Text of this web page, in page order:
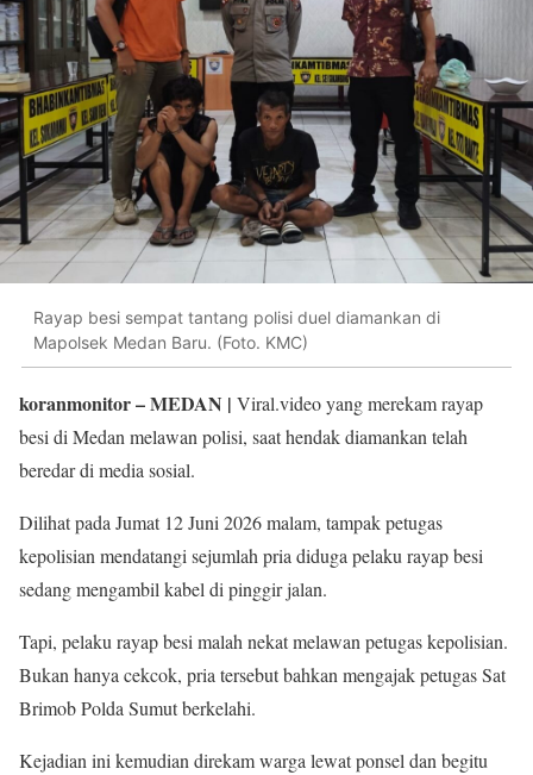
Rayap besi sempat tantang polisi duel diamankan di
Mapolsek Medan Baru. (Foto. KMC)
koranmonitor– MEDAN | Viral.video yang merekam rayap
besi di Medan melawan polisi, saat hendak diamankan telah
beredar di media sosial.
Dilihat pada Jumat 12 Juni 2026 malam, tampak petugas
kepolisian mendatangi sejumlah pria diduga pelaku rayap besi
sedang mengambil kabel di pinggir jalan.
Tapi, pelaku rayap besi malah nekat melawan petugas kepolisian.
Bukan hanya cekcok, pria tersebut bahkan mengajak petugas Sat
Brimob Polda Sumut berkelahi.
Kejadian ini kemudian direkam warga lewat ponsel dan begitu